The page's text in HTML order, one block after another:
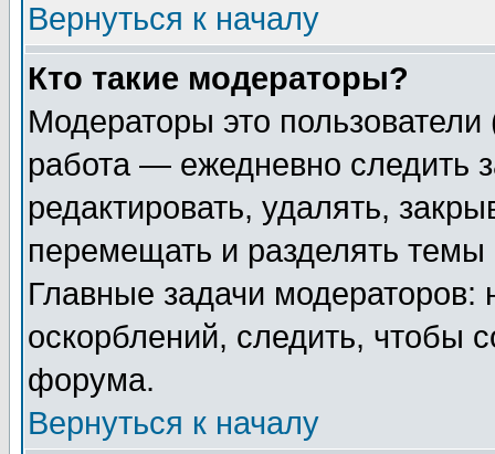
Вернуться к началу
Кто такие модераторы?
Модераторы это
работа — ежедневно следить
редактировать, удалять,
перемещать и разделять
Главные задачи
оскорблений, следить, чтобы
форума.
Вернуться к началу